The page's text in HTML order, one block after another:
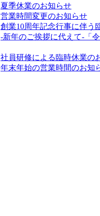
夏季休業のお知らせ
営業時間変更のお知らせ
創業10周年記念行事に伴う
-新年のご挨拶に代えて-「
社員研修による臨時休業の
年末年始の営業時間のお知